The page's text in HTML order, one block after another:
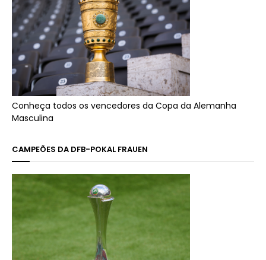
Conheça todos os vencedores da Copa da Alemanha
Masculina
CAMPEÕES DA DFB-POKAL FRAUEN